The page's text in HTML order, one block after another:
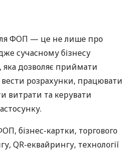
ФОП — це не лише про
сучасному бізнесу
яка дозволяє приймати
вести розрахунки, працювати
витрати та керувати
бізнес-картки, торгового
QR-еквайрингу, технології